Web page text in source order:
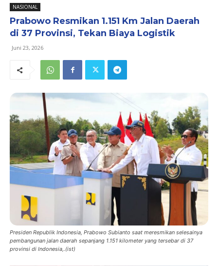
NASIONAL
Prabowo Resmikan 1.151 Km Jalan Daerah
di 37 Provinsi, Tekan Biaya Logistik
Juni 23, 2026
Presiden Republik Indonesia, Prabowo Subianto saat meresmikan selesainya
pembangunan jalan daerah sepanjang 1.151 kilometer yang tersebar di 37
provinsi di Indonesia,.(ist)